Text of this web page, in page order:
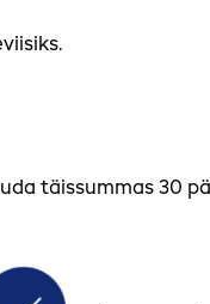
täissummas 30